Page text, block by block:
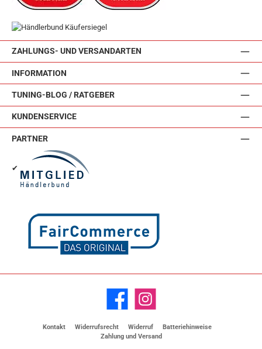
ZAHLUNGS- UND VERSANDARTEN
INFORMATION
TUNING-BLOG / RATGEBER
KUNDENSERVICE
PARTNER
✔
Facebook Instagram
Kontakt Widerrufsrecht Widerruf
Batteriehinweise
Zahlung und Versand